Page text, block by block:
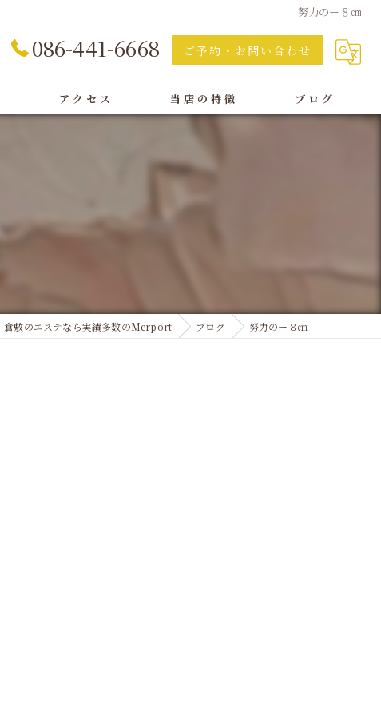
努力のー８㎝
086-441-6668 ご予約・お問い合わせ
アクセス 当店の特徴 ブログ
倉敷のエステなら実績多数のMerport ブログ 努力のー８㎝